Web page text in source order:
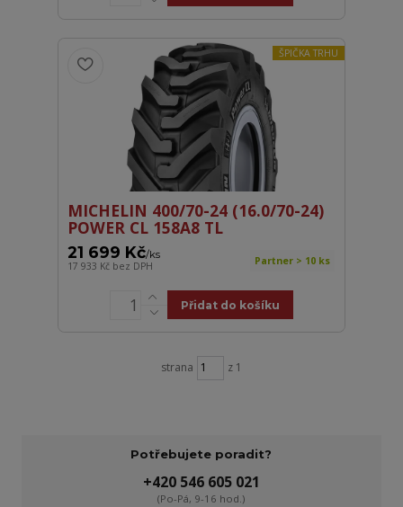
ŠPIČKA TRHU
MICHELIN 400/70-24 (16.0/70-24)
POWER CL 158A8 TL
21 699 Kč/ks
17 933 Kč bez DPH Partner > 10 ks
Přidat do košíku
strana z 1
Potřebujete poradit?
+420 546 605 021
(Po-Pá, 9-16 hod.)